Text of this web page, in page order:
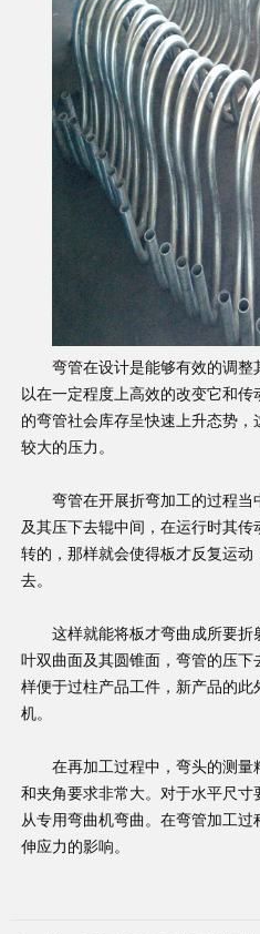
弯管在设计是能够有效的调
以在一定程度上高效的改变它和
的弯管社会库存呈快速上升态势，
较大的压力。
弯管在开展折弯加工的过程
及其压下去辊中间，在运行时其
转的，那样就会使得板才反复运
去。
这样就能将板才弯曲成所要
叶双曲面及其圆锥面，弯管的压
样便于过柱产品工件，新产品的
机。
在再加工过程中，弯头的测
和夹角要求非常大。对于水平尺
从专用弯曲机弯曲。在弯管加工
伸应力的影响。